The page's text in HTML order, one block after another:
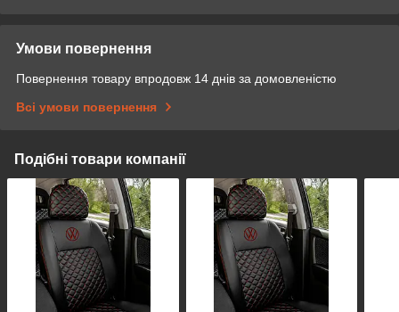
Умови повернення
Повернення товару впродовж 14 днів за домовленістю
Всі умови повернення
Подібні товари компанії